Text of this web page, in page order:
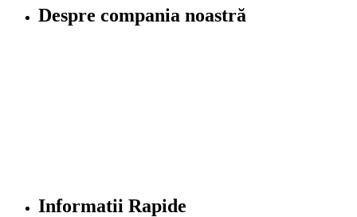
Despre compania noastră
Informatii Rapide